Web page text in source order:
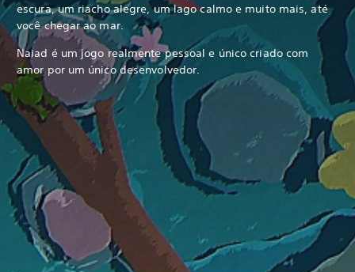
escura, um riacho alegre, um lago calmo e muito mais, até
você chegar ao mar.
Naiad é um jogo realmente pessoal e único criado com
amor por um único desenvolvedor.